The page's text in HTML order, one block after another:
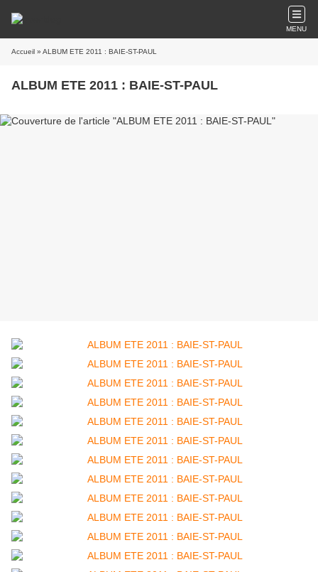
MENU
Accueil » ALBUM ETE 2011 : BAIE-ST-PAUL
ALBUM ETE 2011 : BAIE-ST-PAUL